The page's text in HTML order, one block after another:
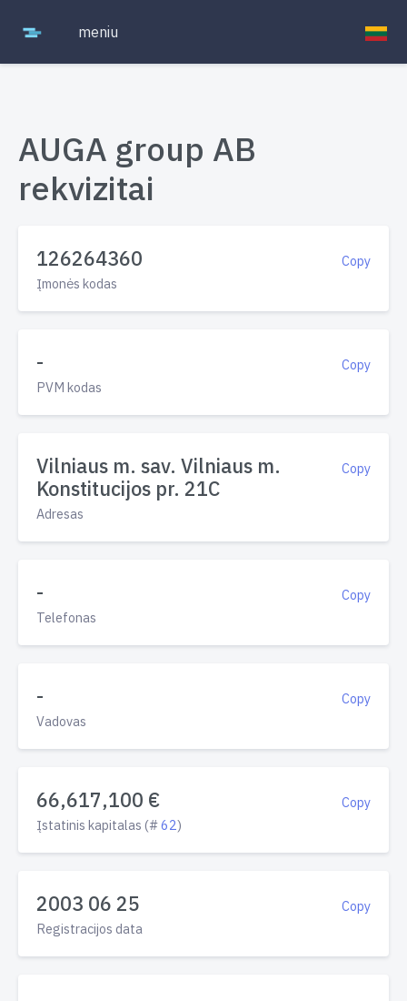
meniu
AUGA group AB
rekvizitai
Copy
126264360
Įmonės kodas
Copy
-
PVM kodas
Copy
Vilniaus m. sav. Vilniaus m.
Konstitucijos pr. 21C
Adresas
Copy
-
Telefonas
Copy
-
Vadovas
Copy
66,617,100 €
Įstatinis kapitalas (#62)
Copy
2003 06 25
Registracijos data